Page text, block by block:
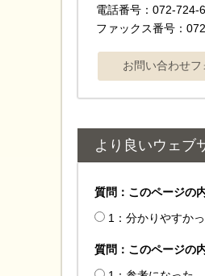
電話番号：072-724-
ファックス番号：
より良いウェブ
質問：このページの
1：分かりやすか
質問：このページの